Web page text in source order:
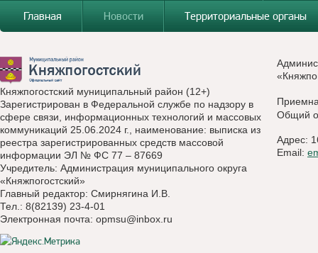
Главная
Новости Территориальные органы
Княжпогостский муниципальный район (12+)
Зарегистрирован в Федеральной службе по надзору в
сфере связи, информационных технологий и массовых
коммуникаций 25.06.2024 г., наименование: выписка из
реестра зарегистрированных средств массовой
информации ЭЛ № ФС 77 – 87669
Учредитель: Администрация муниципального округа
«Княжпогостский»
Главный редактор: Смирнягина И.В.
Тел.: 8(82139) 23-4-01
Электронная почта: opmsu@inbox.ru
Общий
Адрес:
Email: